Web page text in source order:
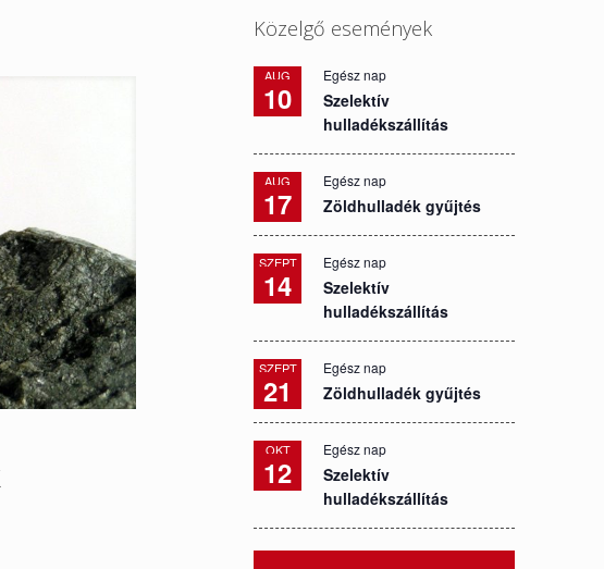
Közelgő események
AUG
10
Egész nap
Szelektív
hulladékszállítás
AUG
17
Egész nap
Zöldhulladék gyűjtés
SZEPT
14
Egész nap
Szelektív
hulladékszállítás
SZEPT
21
Egész nap
Zöldhulladék gyűjtés
OKT
12
Egész nap
Szelektív
hulladékszállítás